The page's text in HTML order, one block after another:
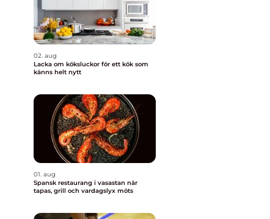
02. aug
Lacka om köksluckor för ett kök som
känns helt nytt
01. aug
Spansk restaurang i vasastan när
tapas, grill och vardagslyx möts